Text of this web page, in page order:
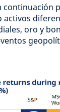
continuación
oro y